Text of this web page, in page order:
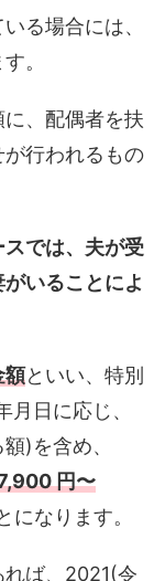
る場合には、
。
、配偶者を扶
行われるもの
では、夫が受
いることによ
額といい、特別
日に応じ、
)を含め、
円〜
になります。
れば、2021(令